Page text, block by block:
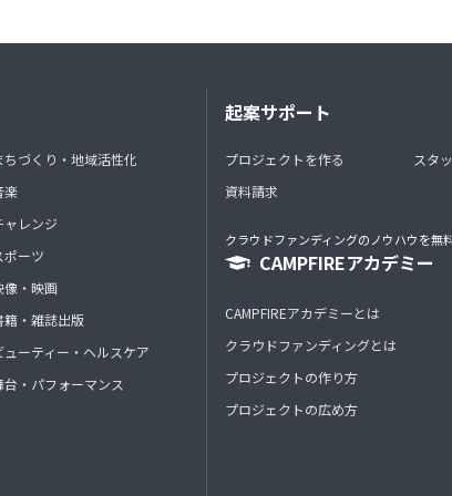
ちづくり・地域活性化
楽
ャレンジ
ポーツ
像・映画
籍・雑誌出版
ューティー・ヘルスケア
台・パフォーマンス
起案サポート
プロジェクトを作る
資料請求
スタ
クラウドファンディングのノウハウを無
CAMPFIREアカデミー
CAMPFIREアカデミーとは
クラウドファンディングとは
プロジェクトの作り方
プロジェクトの広め方